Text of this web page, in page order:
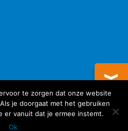
te zorgen dat onze website
je doorgaat met het gebruiken
er vanuit dat je ermee instemt.
Ok